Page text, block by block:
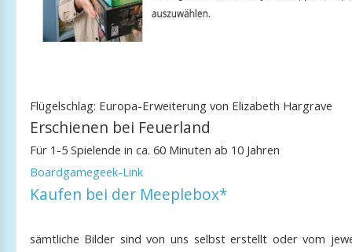
Flügelschlag: Europa-Erweiterung von Elizabeth Hargrave
Erschienen bei Feuerland
Für 1-5 Spielende in ca. 60 Minuten ab 10 Jahren
Boardgamegeek-Link
Kaufen bei der Meeplebox*
sämtliche Bilder sind von uns selbst erstellt oder vom